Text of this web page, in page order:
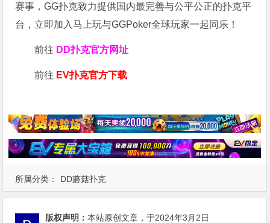
所属分类： DD蘑菇扑克
赛事，GG扑克致力提供国内最完善与公平公正的扑克平
台，立即加入马上玩与GGPoker全球玩家一起同乐！
前往 DD扑克官方网址
前往 EV扑克官方下载
版权声明：本站原创文章，于2024年3月2日